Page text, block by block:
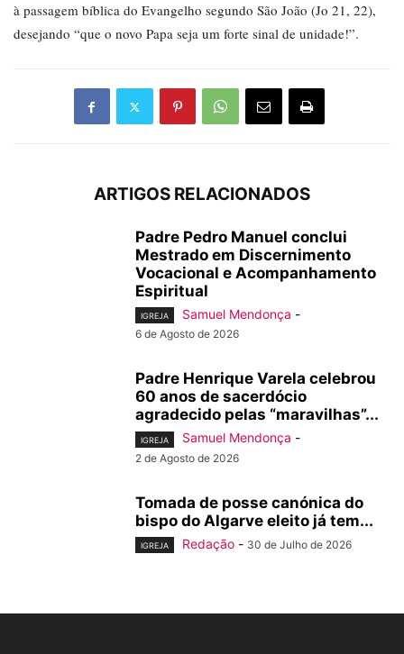
à passagem bíblica do Evangelho segundo São João (Jo 21, 22),
desejando “que o novo Papa seja um forte sinal de unidade!”.
ARTIGOS RELACIONADOS
Padre Pedro Manuel conclui
Mestrado em Discernimento
Vocacional e Acompanhamento
Espiritual
IGREJA Samuel Mendonça -
6 de Agosto de 2026
Padre Henrique Varela celebrou
60 anos de sacerdócio
agradecido pelas “maravilhas”...
IGREJA Samuel Mendonça -
2 de Agosto de 2026
Tomada de posse canónica do
bispo do Algarve eleito já tem...
IGREJA Redação - 30 de Julho de 2026